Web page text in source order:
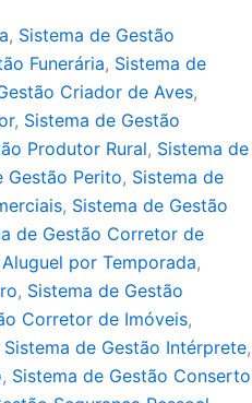
, Sistema de Gestão
Funerária, Sistema de
Criador de Aves,
, Sistema de Gestão
Produtor Rural, Sistema de
Gestão Perito, Sistema de
, Sistema de Gestão
de Gestão Corretor de
por Temporada,
, Sistema de Gestão
Corretor de Imóveis,
Sistema de Gestão Intérprete,
, Sistema de Gestão Conserto